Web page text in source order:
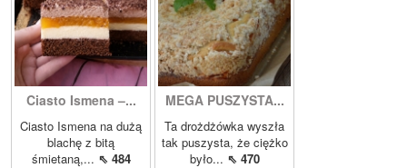
Ciasto Ismena –...
Ciasto Ismena na dużą
blachę z bitą
śmietaną,... ⇖ 484
MEGA PUSZYSTA...
Ta drożdżówka wyszła
tak puszysta, że ciężko
było... ⇖ 470